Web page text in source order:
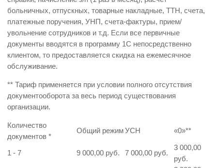
больничных, отпускных, товарные накладные, ТТН, счета,
платежные поручения, УНП, счета-фактуры, прием/
увольнение сотрудников и т.д. Если все первичные
документы вводятся в программу 1С непосредственно
клиентом, то предоставляется скидка на ежемесячное
обслуживание.
** Тариф применяется при условии полного отсутствия
документооборота за весь период существования
организации.
Количество
документов *
Общий режимУСН «0»**
1 - 7 9 000,00 руб. 7 000,00 руб.
3 000,00
руб.